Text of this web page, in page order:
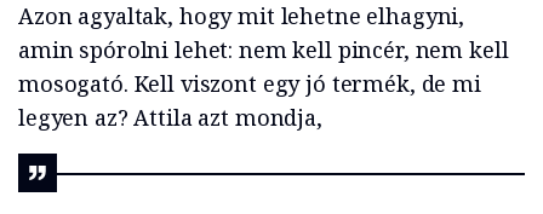
Azon agyaltak, hogy mit lehetne elhagyni,
amin spórolni lehet: nem kell pincér, nem kell
mosogató. Kell viszont egy jó termék, de mi
legyen az? Attila azt mondja,